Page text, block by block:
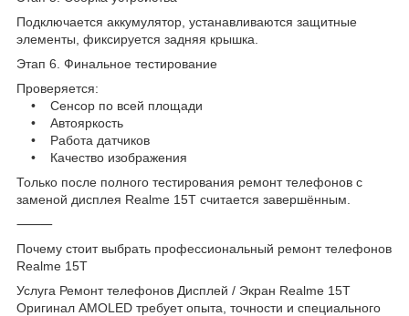
Подключается аккумулятор, устанавливаются защитные
элементы, фиксируется задняя крышка.
Этап 6. Финальное тестирование
Проверяется:
• Сенсор по всей площади
• Автояркость
• Работа датчиков
• Качество изображения
Только после полного тестирования ремонт телефонов с
заменой дисплея Realme 15T считается завершённым.
⸻
Почему стоит выбрать профессиональный ремонт телефонов
Realme 15T
Услуга Ремонт телефонов Дисплей / Экран Realme 15T
Оригинал AMOLED требует опыта, точности и специального